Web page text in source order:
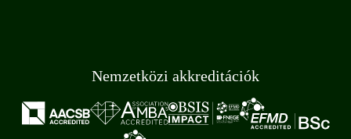
Nemzetközi akkreditációk